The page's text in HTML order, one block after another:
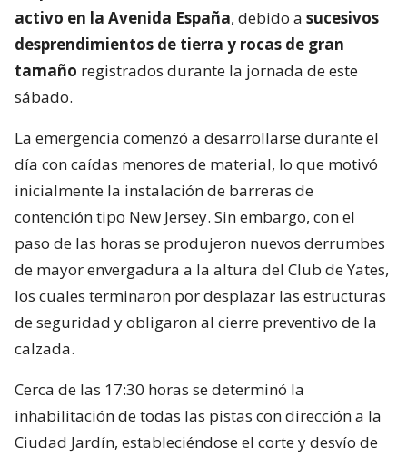
activo en la Avenida España, debido a sucesivos
desprendimientos de tierra y rocas de gran
tamaño registrados durante la jornada de este
sábado.
La emergencia comenzó a desarrollarse durante el
día con caídas menores de material, lo que motivó
inicialmente la instalación de barreras de
contención tipo New Jersey. Sin embargo, con el
paso de las horas se produjeron nuevos derrumbes
de mayor envergadura a la altura del Club de Yates,
los cuales terminaron por desplazar las estructuras
de seguridad y obligaron al cierre preventivo de la
calzada.
Cerca de las 17:30 horas se determinó la
inhabilitación de todas las pistas con dirección a la
Ciudad Jardín, estableciéndose el corte y desvío de